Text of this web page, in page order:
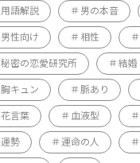
用語解説 男の本音
男性向け 相性
秘密の恋愛研究所 結婚
胸キュン 脈あり
花言葉 血液型
運勢 運命の人